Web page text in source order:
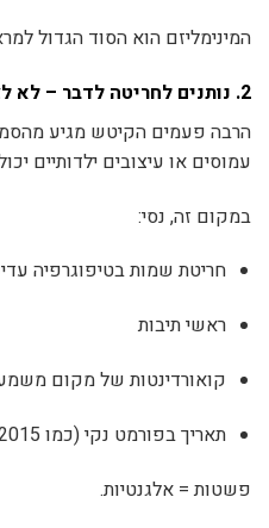
המינימליזם הוא הסוד הגדול
2. נותנים לחריטה לדבר – לא לצורה
הרבה פעמים הקיטש מגיע
עמוסים או עיצובים ילדותיים
במקום זה, נסי:
חריטת שמות בטיפוגרפיה
ראשי תיבות
קואורדינטות של מקום
תאריך בפורמט נקי (כמו 14.02.2015)
פשטות = אלגנטיות.